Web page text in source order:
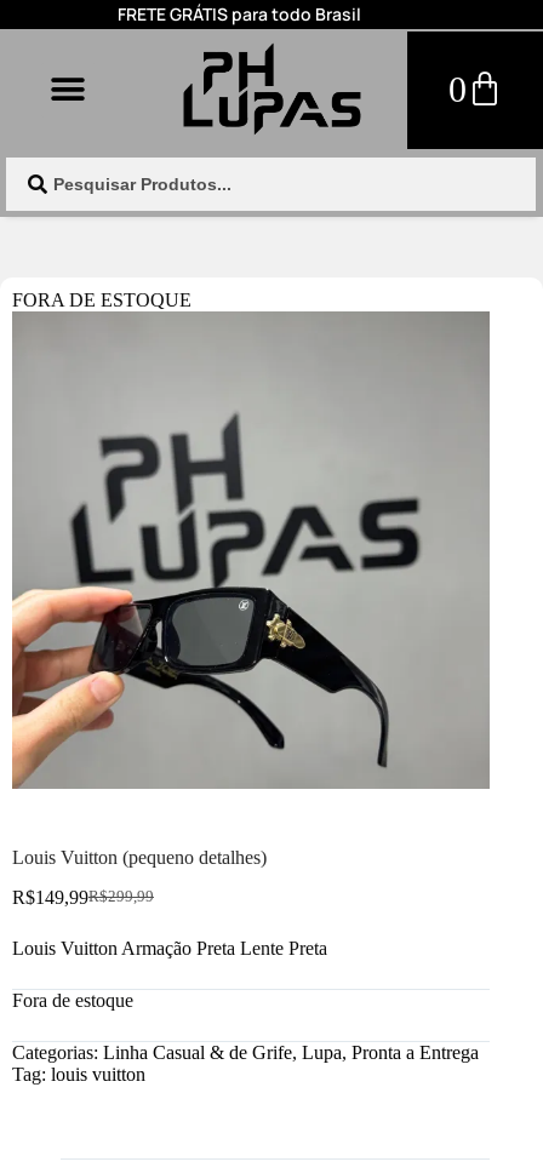
FRETE GRÁTIS para todo Brasil
0
FORA DE ESTOQUE
Louis Vuitton (pequeno detalhes)
R$299,99
R$149,99
Louis Vuitton Armação Preta Lente Preta
Fora de estoque
Categorias: Linha Casual & de Grife, Lupa, Pronta a Entrega
Tag: louis vuitton